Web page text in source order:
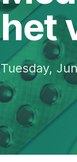
het
Tuesday,